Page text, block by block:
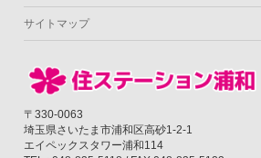
サイトマップ
〒330-0063
埼玉県さいたま市浦和区高砂1-2-1
エイペックスタワー浦和114